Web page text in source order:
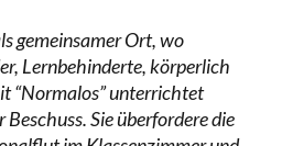
gemeinsamer Ort, wo
Lernbehinderte, körperlich
“Normalos” unterrichtet
Sie überfordere die